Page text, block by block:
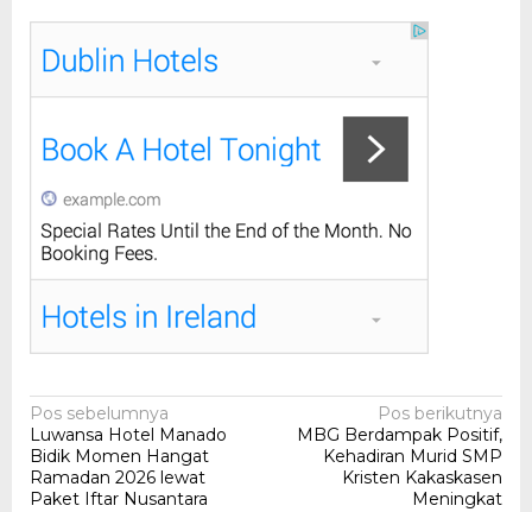
Navigasi
pos
Pos sebelumnya
Luwansa Hotel Manado
Bidik Momen Hangat
Ramadan 2026 lewat
Paket Iftar Nusantara
Pos berikutnya
MBG Berdampak Positif,
Kehadiran Murid SMP
Kristen Kakaskasen
Meningkat